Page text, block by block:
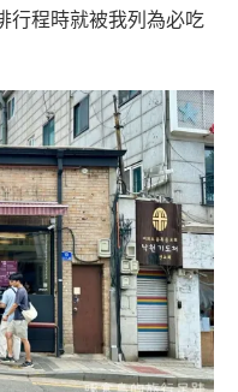
行程時就被我列為必吃